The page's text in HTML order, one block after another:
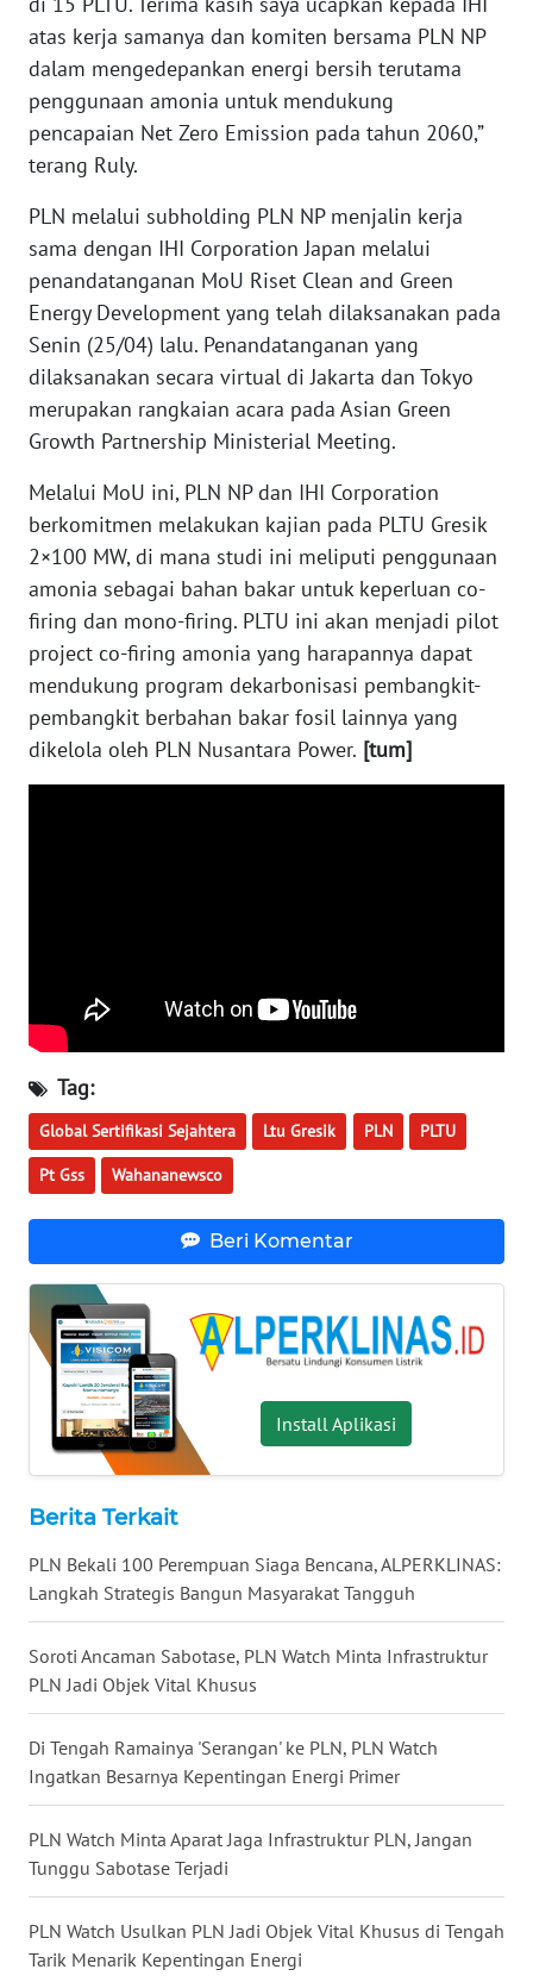
atas kerja samanya dan komiten bersama PLN NP
dalam mengedepankan energi bersih terutama
penggunaan amonia untuk mendukung
pencapaian Net Zero Emission pada tahun 2060,”
terang Ruly.
PLN melalui subholding PLN NP menjalin kerja
sama dengan IHI Corporation Japan melalui
penandatanganan MoU Riset Clean and Green
Energy Development yang telah dilaksanakan pada
Senin (25/04) lalu. Penandatanganan yang
dilaksanakan secara virtual di Jakarta dan Tokyo
merupakan rangkaian acara pada Asian Green
Growth Partnership Ministerial Meeting.
Melalui MoU ini, PLN NP dan IHI Corporation
berkomitmen melakukan kajian pada PLTU Gresik
2×100 MW, di mana studi ini meliputi penggunaan
amonia sebagai bahan bakar untuk keperluan co-
firing dan mono-firing. PLTU ini akan menjadi pilot
project co-firing amonia yang harapannya dapat
mendukung program dekarbonisasi pembangkit-
pembangkit berbahan bakar fosil lainnya yang
dikelola oleh PLN Nusantara Power. [tum]
Tag:
Global Sertifikasi Sejahtera Ltu Gresik PLN PLTU
Pt Gss Wahananewsco
Beri Komentar
Install Aplikasi
Berita Terkait
PLN Bekali 100 Perempuan Siaga Bencana, ALPERKLINAS:
Langkah Strategis Bangun Masyarakat Tangguh
Soroti Ancaman Sabotase, PLN Watch Minta Infrastruktur
PLN Jadi Objek Vital Khusus
Di Tengah Ramainya 'Serangan' ke PLN, PLN Watch
Ingatkan Besarnya Kepentingan Energi Primer
PLN Watch Minta Aparat Jaga Infrastruktur PLN, Jangan
Tunggu Sabotase Terjadi
PLN Watch Usulkan PLN Jadi Objek Vital Khusus di Tengah
Tarik Menarik Kepentingan Energi
WN
NUSANTARA
WN
JOGJA
JATIM
WN
BALI
WN
KALTENG
WN
KALTARA
WN
KALSEL
WN
KALTIM
SULUT
WN
MALUKU
WN
MALUT
WN
DANAU
TOBA
WN
NIAS
LANGKAT
WN
TAPANULI
SELATAN
WN
TANJUNG
LESUNG
KARO
WN
SIMALUNGUN